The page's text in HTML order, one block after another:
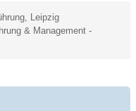
Leipzig
& Management -